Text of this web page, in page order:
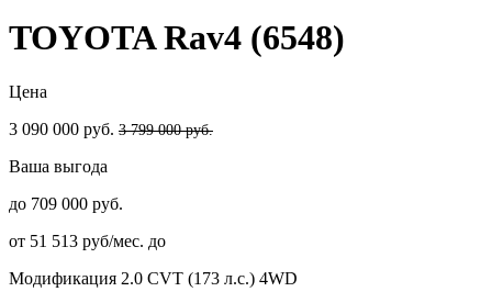
TOYOTA Rav4 (6548)
Цена
3 090 000 руб. 3 799 000 руб.
Ваша выгода
до 709 000 руб.
от 51 513 руб/мес. до
Модификация 2.0 CVT (173 л.с.) 4WD